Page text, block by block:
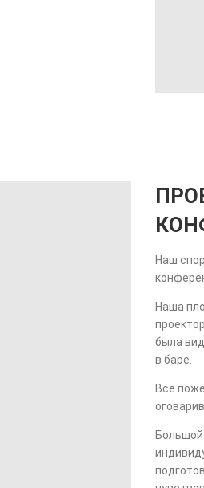
Наш
Наша
была
в баре.
Все